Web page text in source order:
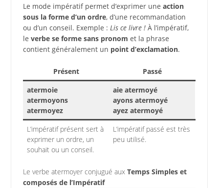
Le mode impératif permet d’exprimer une action
sous la forme d’un ordre, d’une recommandation
ou d’un conseil. Exemple : Lis ce livre !À l’impératif,
le verbe se forme sans pronom et la phrase
contient généralement un point d’exclamation.
Présent
Passé
atermoie
atermoyons
atermoyez
aie atermoyé
ayons atermoyé
ayez atermoyé
L’impératif présent sert à
exprimer un ordre, un
souhait ou un conseil.
L’impératif passé est très
peu utilisé.
Le verbe atermoyer conjugué aux Temps Simples et
composés de l’Impératif